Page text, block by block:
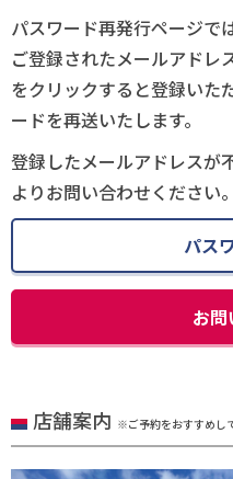
パスワード再発行ページで
ご登録されたメールアドレ
をクリックすると登録いた
ードを再送いたします。
登録したメールアドレスが
よりお問い合わせください。
パス
お問
店舗案内 ※ご予約をおすすめし